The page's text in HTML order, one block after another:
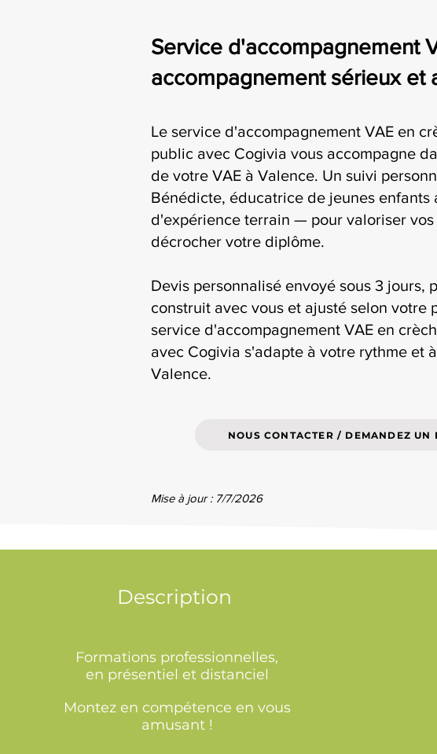
Service d'accompagnement
accompagnement sérieux et
Le service d'accompagnement VAE en
public avec Cogivia vous accompagne
de votre VAE à Valence. Un suivi
Bénédicte, éducatrice de jeunes enfants
d'expérience terrain — pour valoriser vos
décrocher votre diplôme.
Devis personnalisé envoyé sous 3 jours,
construit avec vous et ajusté selon votre
service d'accompagnement VAE en
avec Cogivia s'adapte à votre rythme et
Valence.
NOUS CONTACTER / DEMANDEZ UN
Mise à jour : 7/7/2026
Description
Formations professionnelles,
en présentiel et distanciel
Montez en compétence en vous
amusant !